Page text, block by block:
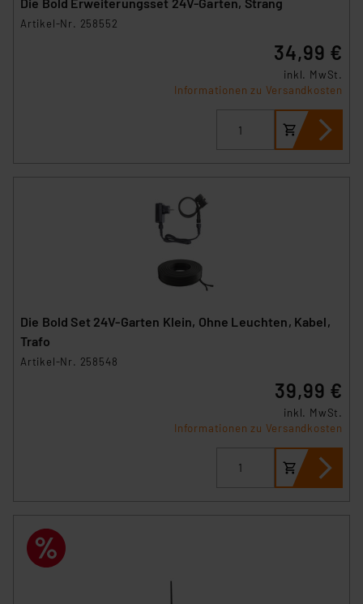
Die Bold Erweiterungsset 24V-Garten, Strang
Artikel-Nr. 258552
34,99 €
inkl. MwSt.
Informationen zu Versandkosten
Die Bold Set 24V-Garten Klein, Ohne Leuchten, Kabel,
Trafo
Artikel-Nr. 258548
39,99 €
inkl. MwSt.
Informationen zu Versandkosten